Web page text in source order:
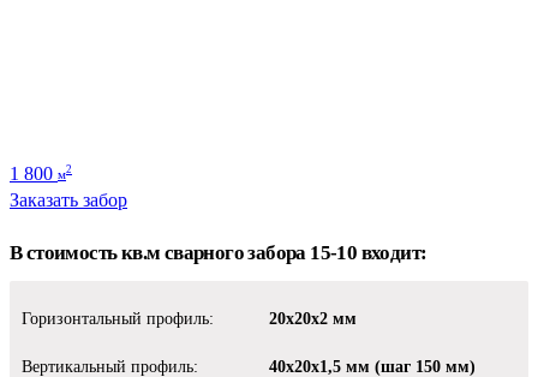
1 800 м2
Заказать забор
В стоимость кв.м сварного забора 15-10 входит:
Горизонтальный профиль: 20х20х2 мм
Вертикальный профиль: 40х20х1,5 мм (шаг 150 мм)